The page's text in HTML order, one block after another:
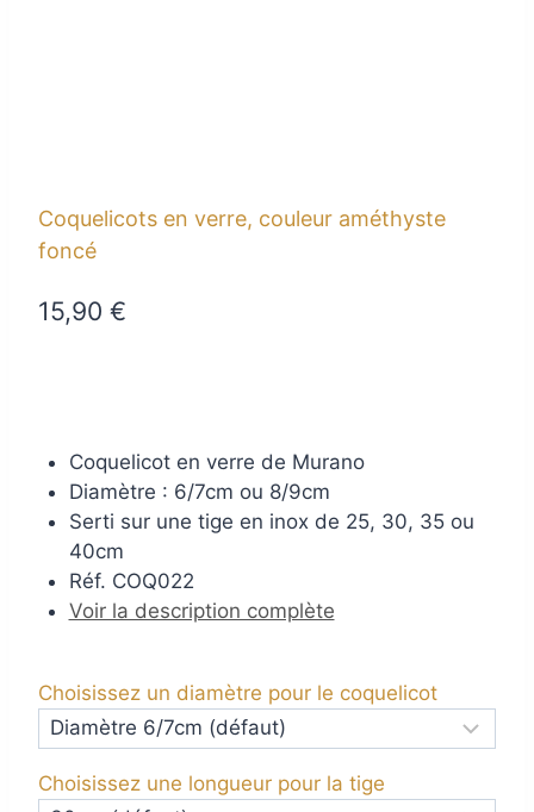
Coquelicots en verre, couleur améthyste
foncé
15,90 €
Coquelicot en verre de Murano
Diamètre : 6/7cm ou 8/9cm
Serti sur une tige en inox de 25, 30, 35 ou
40cm
Réf. COQ022
Voir la description complète
Choisissez un diamètre pour le coquelicot
Choisissez une longueur pour la tige